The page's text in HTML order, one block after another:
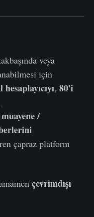
veya
için
, 80'i
/
çapraz platform
çevrimdışı